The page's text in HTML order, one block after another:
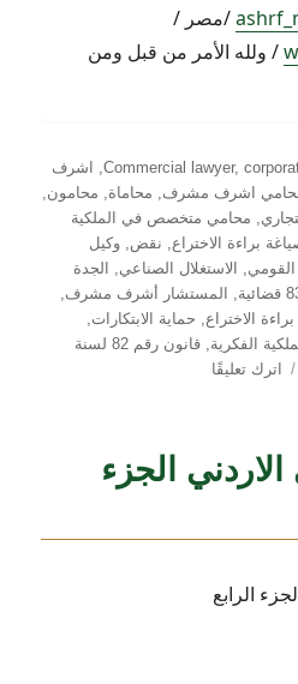
/مصر /
/ ولله الأمر من قبل ومن
Commercial lawyer,
,
اشرف
اشرف مشرف, محاماة, محامون,
, محامي متخصص في الملكية
براءة الاختراع, نقض,وكيل
القومي, الاستغلال الصناعي,
الجدة
, المستشار أشرف مشرف,
براءة الاختراع, حماية الابتكارات,
الفكرية,
قانون رقم 82 لسنة
اترك تعليقًا
شروط
منحها
انطواء
الاردني الجزء
الرابع